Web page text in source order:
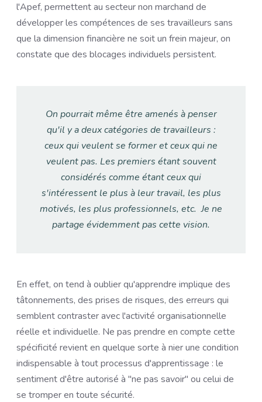
l'Apef, permettent au secteur non marchand de
développer les compétences de ses travailleurs sans
que la dimension financière ne soit un frein majeur, on
constate que des blocages individuels persistent.
On pourrait même être amenés à penser
qu'il y a deux catégories de travailleurs :
ceux qui veulent se former et ceux qui ne
veulent pas. Les premiers étant souvent
considérés comme étant ceux qui
s'intéressent le plus à leur travail, les plus
motivés, les plus professionnels, etc. Je ne
partage évidemment pas cette vision.
En effet, on tend à oublier qu'apprendre implique des
tâtonnements, des prises de risques, des erreurs qui
semblent contraster avec l'activité organisationnelle
réelle et individuelle. Ne pas prendre en compte cette
spécificité revient en quelque sorte à nier une condition
indispensable à tout processus d'apprentissage : le
sentiment d'être autorisé à "ne pas savoir" ou celui de
se tromper en toute sécurité.